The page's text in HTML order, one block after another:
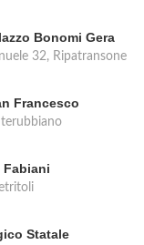
Bonomi Gera
32, Ripatransone
Francesco
Fabiani
Statale